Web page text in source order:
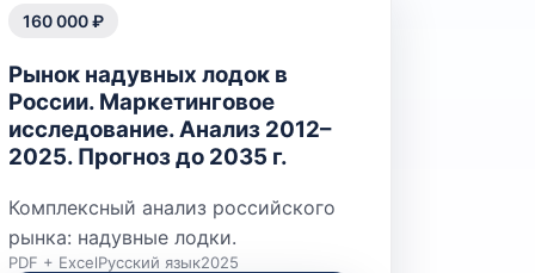
160 000 ₽
Рынок надувных лодок в
России. Маркетинговое
исследование. Анализ 2012–
2025. Прогноз до 2035 г.
Комплексный анализ российского
рынка: надувные лодки.
PDF + ExcelРусский язык2025